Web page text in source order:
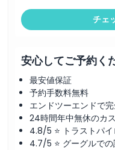
チェ
安心してご予約く
最安値保証
予約手数料無料
エンドツーエンドで
24時間年中無休のカ
4.8/5 ⭐ トラストパ
4.7/5 ⭐ グーグルでの